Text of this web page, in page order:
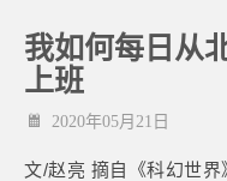
我如何每日从
上班
2020年05月21日
文/赵亮 摘自《科幻世界